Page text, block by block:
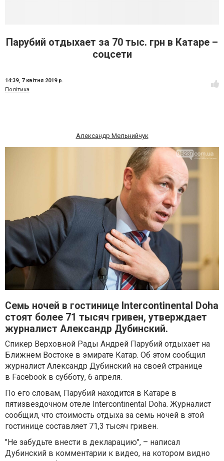
Парубий отдыхает за 70 тыс. грн в Катаре –
соцсети
14:39, 7 квітня 2019 р.
Політика
Александр Мельнийчук
Семь ночей в гостинице Intercontinental Doha
стоят более 71 тысяч гривен, утверждает
журналист Александр Дубинский.
Спикер Верховной Рады Андрей Парубий отдыхает на
Ближнем Востоке в эмирате Катар. Об этом сообщил
журналист Александр Дубинский на своей странице
в Facebook в субботу, 6 апреля.
По его словам, Парубий находится в Катаре в
пятизвездочном отеле Intercontinental Doha. Журналист
сообщил, что стоимость отдыха за семь ночей в этой
гостинице составляет 71,3 тысяч гривен.
"Не забудьте внести в декларацию", – написал
Дубинский в комментарии к видео, на котором видно